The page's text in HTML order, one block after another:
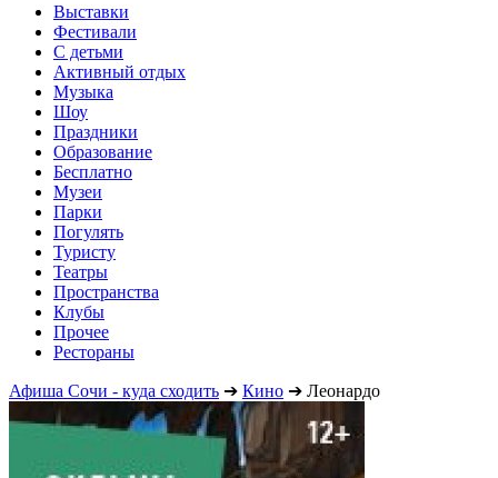
Выставки
Фестивали
С детьми
Активный отдых
Музыка
Шоу
Праздники
Образование
Бесплатно
Музеи
Парки
Погулять
Туристу
Театры
Пространства
Клубы
Прочее
Рестораны
Афиша Сочи - куда сходить ➔ Кино ➔ Леонардо